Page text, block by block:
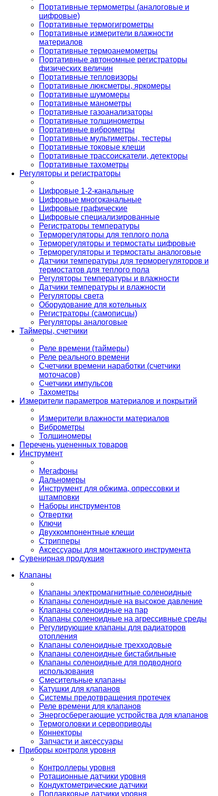
Портативные термометры (аналоговые и
цифровые)
Портативные термогигрометры
Портативные измерители влажности
материалов
Портативные термоанемометры
Портативные автономные регистраторы
физических величин
Портативные тепловизоры
Портативные люксметры, яркомеры
Портативные шумомеры
Портативные манометры
Портативные газоанализаторы
Портативные толщинометры
Портативные виброметры
Портативные мультиметры, тестеры
Портативные токовые клещи
Портативные трассоискатели, детекторы
Портативные тахометры
Регуляторы и регистраторы
Цифровые 1-2-канальные
Цифровые многоканальные
Цифровые графические
Цифровые специализированные
Регистраторы температуры
Терморегуляторы для теплого пола
Терморегуляторы и термостаты цифровые
Терморегуляторы и термостаты аналоговые
Датчики температуры для терморегуляторов и
термостатов для теплого пола
Регуляторы температуры и влажности
Датчики температуры и влажности
Регуляторы света
Оборудование для котельных
Регистраторы (самописцы)
Регуляторы аналоговые
Таймеры, счетчики
Реле времени (таймеры)
Реле реального времени
Счетчики времени наработки (счетчики
моточасов)
Счетчики импульсов
Тахометры
Измерители параметров материалов и покрытий
Измерители влажности материалов
Виброметры
Толщиномеры
Перечень уцененных товаров
Инструмент
Мегафоны
Дальномеры
Инструмент для обжима, опрессовки и
штамповки
Наборы инструментов
Отвертки
Ключи
Двухкомпонентные клещи
Стрипперы
Аксессуары для монтажного инструмента
Сувенирная продукция
Клапаны
Клапаны электромагнитные соленоидные
Клапаны соленоидные на высокое давление
Клапаны соленоидные на пар
Клапаны соленоидные на агрессивные среды
Регулирующие клапаны для радиаторов
отопления
Клапаны соленоидные трехходовые
Клапаны соленоидные бистабильные
Клапаны соленоидные для подводного
использования
Смесительные клапаны
Катушки для клапанов
Системы предотвращения протечек
Реле времени для клапанов
Энергосберегающие устройства для клапанов
Термоголовки и сервоприводы
Коннекторы
Запчасти и аксессуары
Приборы контроля уровня
Контроллеры уровня
Ротационные датчики уровня
Кондуктометрические датчики
Поплавковые датчики уровня